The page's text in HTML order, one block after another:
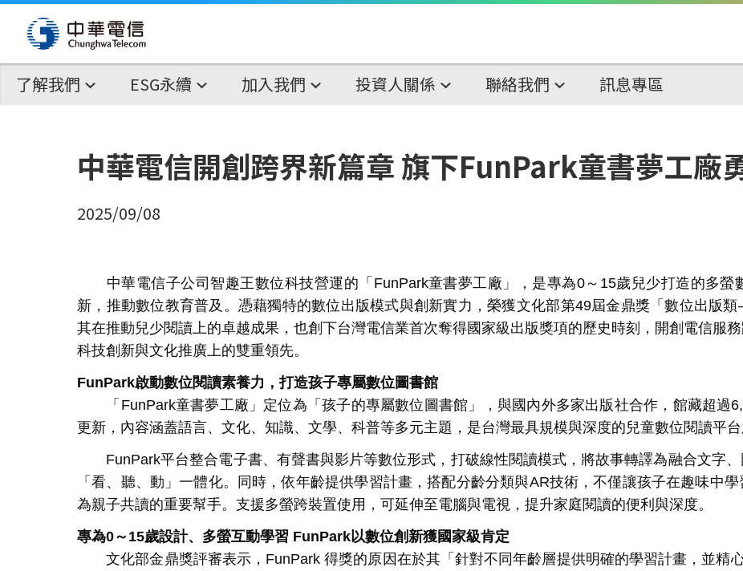
了解我們 ESG永續 加入我們 投資人關係 聯絡我們 訊息專區
中華電信開創跨界新篇章 旗下FunPark童書夢工廠
2025/09/08
中華電信子公司智趣王數位科技營運的「 FunPark童書夢工廠」，是專為0～ 15歲兒少打造的多螢
新，推動數位教育普及。憑藉獨特的數位出版模式與創新實力，榮獲文化部第49屆金鼎獎「數位出版類
其在推動兒少閱讀上的卓越成果，也創下台灣電信業首次奪得國家級出版獎項的歷史時刻，開創電信服
科技創新與文化推廣上的雙重領先。
FunPark啟動數位閱讀素養力，打造孩子專屬數位圖書館
「 FunPark童書夢工廠」定位為「孩子的專屬數位圖書館」，與國內外多家出版社合作，館藏超過
更新，內容涵蓋語言、文化、知識、文學、科普等多元主題，是台灣最具規模與深度的兒童數位閱讀平台
FunPark平台整合電子書、有聲書與影片等數位形式，打破線性閱讀模式，將故事轉譯為融合文字
「看、聽、動」一體化。同時，依年齡提供學習計畫，搭配分齡分類與AR技術，不僅讓孩子在趣味中
為親子共讀的重要幫手。支援多螢跨裝置使用，可延伸至電腦與電視，提升家庭閱讀的便利與深度。
專為0～ 15歲設計、多螢互動學習 FunPark以數位創新獲國家級肯定
文化部金鼎獎評審表示， FunPark得獎的原因在於其「針對不同年齡層提供明確的學習計畫，並精